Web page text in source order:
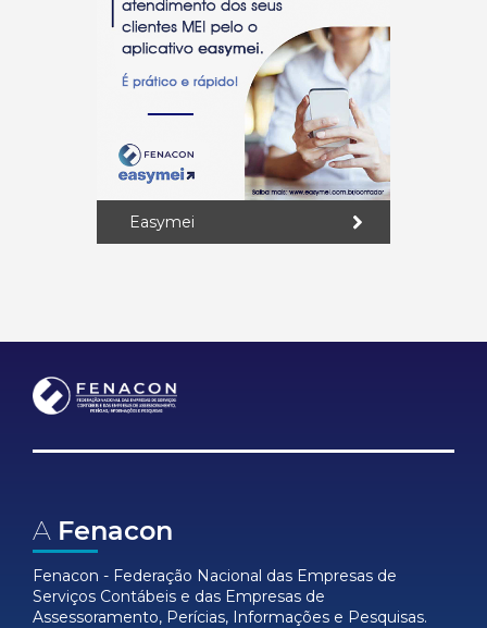
Easymei
A Fenacon
Fenacon - Federação Nacional das Empresas de
Serviços Contábeis e das Empresas de
Assessoramento, Perícias, Informações e Pesquisas.